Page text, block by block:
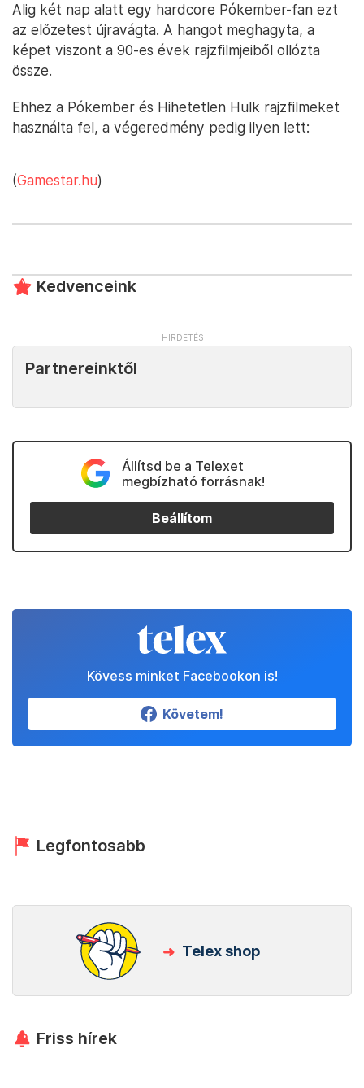
Alig két nap alatt egy hardcore Pókember-fan ezt
az előzetest újravágta. A hangot meghagyta, a
képet viszont a 90-es évek rajzfilmjeiből ollózta
össze.
Ehhez a Pókember és Hihetetlen Hulk rajzfilmeket
használta fel, a végeredmény pedig ilyen lett:
(Gamestar.hu)
Kedvenceink
Partnereinktől
Állítsd be a Telexet
megbízható forrásnak!
Beállítom
Kövess minket Facebookon is!
Követem!
Legfontosabb
Telex shop
Friss hírek